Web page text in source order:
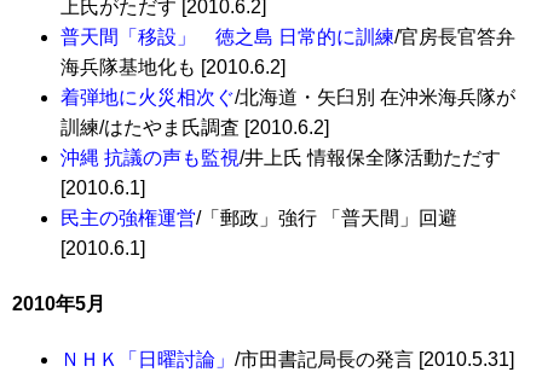
上氏がただす [2010.6.2]
普天間「移設」 徳之島 日常的に訓練/官房長官答弁
海兵隊基地化も [2010.6.2]
着弾地に火災相次ぐ/北海道・矢臼別 在沖米海兵隊が
訓練/はたやま氏調査 [2010.6.2]
沖縄 抗議の声も監視/井上氏 情報保全隊活動ただす
[2010.6.1]
民主の強権運営/「郵政」強行 「普天間」回避
[2010.6.1]
2010年5月
ＮＨＫ「日曜討論」 /市田書記局長の発言 [2010.5.31]